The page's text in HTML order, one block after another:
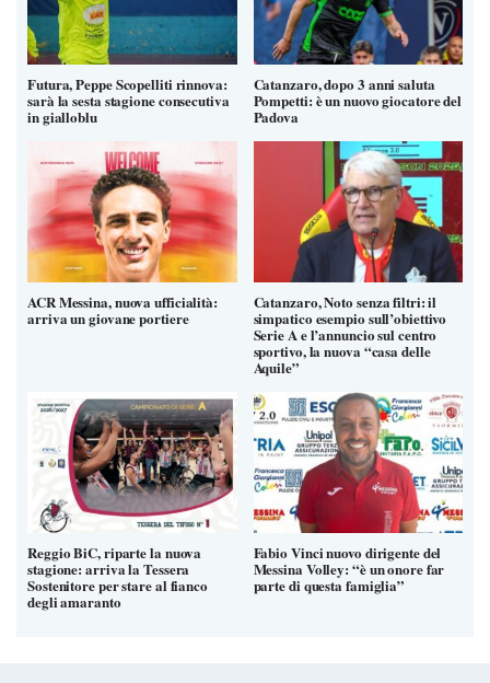
Futura, Peppe Scopelliti rinnova:
sarà la sesta stagione consecutiva
in gialloblu
Catanzaro, dopo 3 anni saluta
Pompetti: è un nuovo giocatore del
Padova
ACR Messina, nuova ufficialità:
arriva un giovane portiere
Catanzaro, Noto senza filtri: il
simpatico esempio sull’obiettivo
Serie A e l’annuncio sul centro
sportivo, la nuova “casa delle
Aquile”
Reggio BiC, riparte la nuova
stagione: arriva la Tessera
Sostenitore per stare al fianco
degli amaranto
Fabio Vinci nuovo dirigente del
Messina Volley: “è un onore far
parte di questa famiglia”